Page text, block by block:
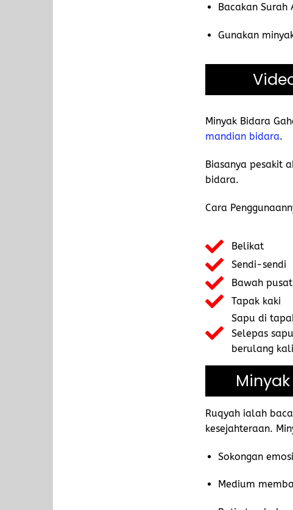
Bacakan
Gunakan
Minyak Bidara
mandian bidara.
Biasanya pesakit
bidara.
Cara
Belikat
Sendi-sendi
Bawah pusat
Tapak kaki
Sapu di
Selepas
berulang
Ruqyah ialah
kesejahteraan.
Sokongan emosi
Medium